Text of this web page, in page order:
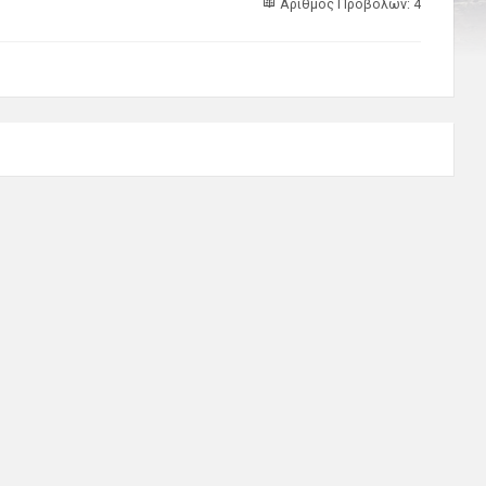
Αριθμός Προβολών: 4